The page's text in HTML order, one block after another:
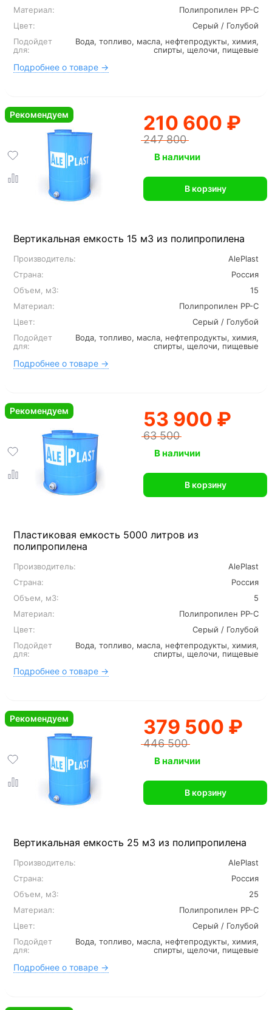
Материал:
Полипропилен PP-C
Цвет:
Серый / Голубой
Подойдет
для:
Вода, топливо, масла, нефтепродукты, химия,
спирты, щелочи, пищевые
Подробнее о товаре →
Вертикальная емкость 15 м3 из полипропилена
Производитель:
AlePlast
Страна:
Россия
Объем, м3:
15
Материал:
Полипропилен PP-C
Цвет:
Серый / Голубой
Подойдет
для:
Вода, топливо, масла, нефтепродукты, химия,
спирты, щелочи, пищевые
Подробнее о товаре →
210 600 ₽
247 800
Рекомендуем
В наличии
В корзину
Пластиковая емкость 5000 литров из
полипропилена
Производитель:
AlePlast
Страна:
Россия
Объем, м3:
5
Материал:
Полипропилен PP-C
Цвет:
Серый / Голубой
Подойдет
для:
Вода, топливо, масла, нефтепродукты, химия,
спирты, щелочи, пищевые
Подробнее о товаре →
53 900 ₽
63 500
Рекомендуем
В наличии
В корзину
Вертикальная емкость 25 м3 из полипропилена
Производитель:
AlePlast
Страна:
Россия
Объем, м3:
25
Материал:
Полипропилен PP-C
Цвет:
Серый / Голубой
Подойдет
для:
Вода, топливо, масла, нефтепродукты, химия,
спирты, щелочи, пищевые
Подробнее о товаре →
379 500 ₽
446 500
Рекомендуем
В наличии
В корзину